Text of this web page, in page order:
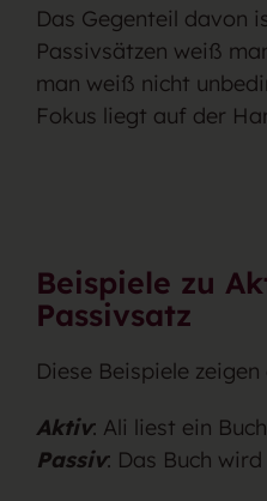
Das Gegenteil davon
Passivsätzen weiß
man weiß nicht
Fokus liegt auf der
Beispiele zu
Passivsatz
Diese Beispiele
Aktiv: Ali liest ein
Passiv: Das Buch